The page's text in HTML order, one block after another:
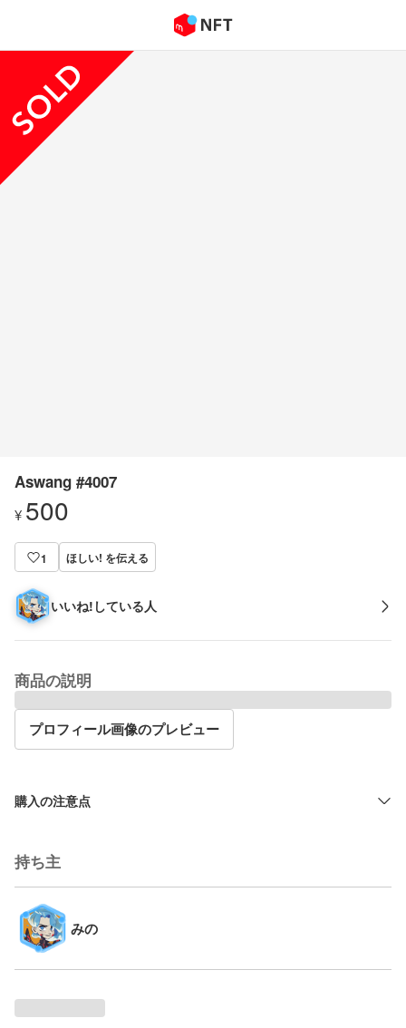
Aswang #4007
¥ 500
1 ほしい! を伝える
いいね!している人
商品の説明
プロフィール画像のプレビュー
購入の注意点
持ち主
みの